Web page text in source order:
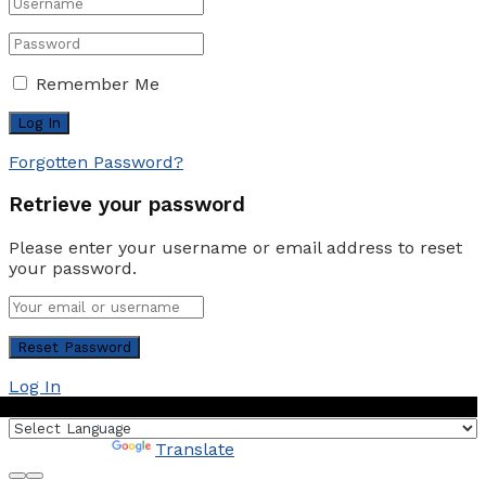
Remember Me
Forgotten Password?
Retrieve your password
Please enter your username or email address to reset
your password.
Log In
Translate